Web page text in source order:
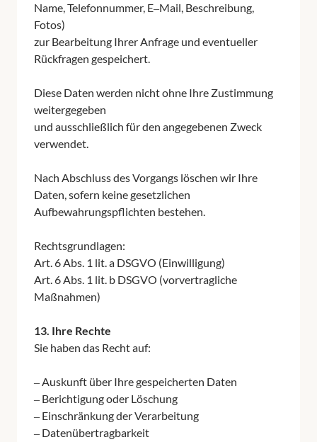
Name, Telefonnummer, E‒Mail,
Fotos)
zur Bearbeitung Ihrer Anfrage und
Rückfragen gespeichert.
Diese Daten werden nicht ohne Ihre
weitergegeben
und ausschließlich für den angegebenen
verwendet.
Nach Abschluss des Vorgangs löschen wir
Daten, sofern keine
Aufbewahrungspflichten bestehen.
Rechtsgrundlagen:
Art. 6 Abs. 1 lit. a DSGVO (Einwilligung)
Art. 6 Abs. 1 lit. b DSGVO
Maßnahmen)
13. Ihre
Sie haben das Recht auf:
‒Auskunft über Ihre gespeicherten Daten
‒ Berichtigung oder Löschung
‒ Einschränkung der Verarbeitung
‒ Datenübertragbarkeit